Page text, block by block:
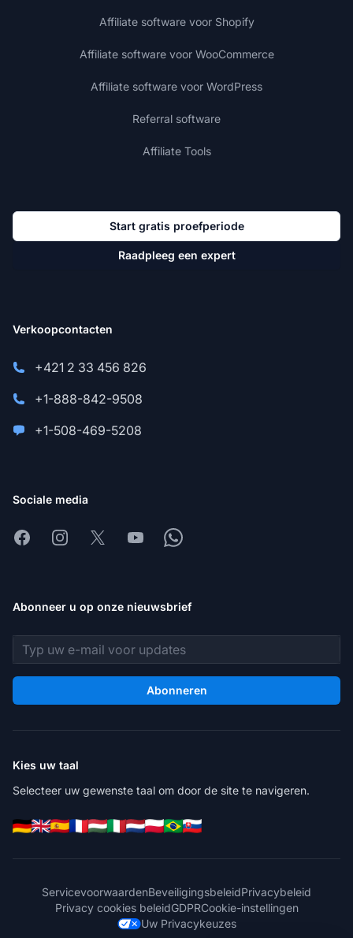
Affiliate software voor Shopify
Affiliate software voor WooCommerce
Affiliate software voor WordPress
Referral software
Affiliate Tools
Start gratis proefperiode
Raadpleeg een expert
Verkoopcontacten
+421 2 33 456 826
+1-888-842-9508
+1-508-469-5208
Sociale media
FacebookInstagram
X YoutubeWhatsapp
Abonneer u op onze nieuwsbrief
E-mailadres
Abonneren
Kies uw taal
Selecteer uw gewenste taal om door de site te navigeren.
ServicevoorwaardenBeveiligingsbeleidPrivacybeleid
Privacy cookies beleidGDPRCookie-instellingen
Uw Privacykeuzes